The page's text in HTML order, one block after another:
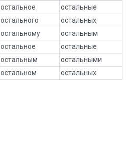
остальное
остальные
остального
остальных
остальному
остальным
остальное
остальные
остальным
остальными
остальном остальных